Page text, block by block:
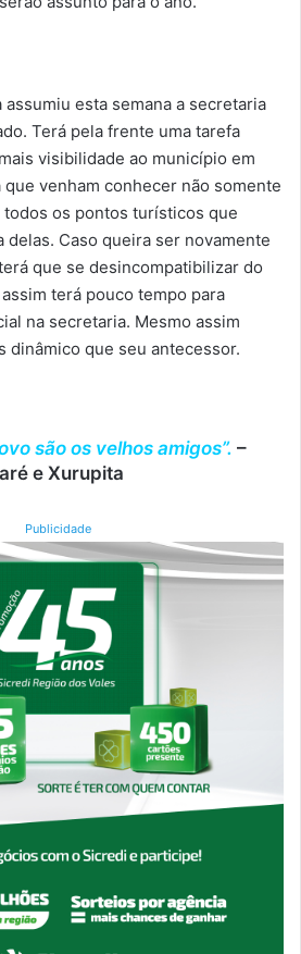
esta semana a secretaria
Terá pela frente uma tarefa
visibilidade ao município em
venham conhecer não somente
os pontos turísticos que
delas. Caso queira ser novamente
que se desincompatibilizar do
terá pouco tempo para
na secretaria. Mesmo assim
dinâmico que seu antecessor.
são os velhos amigos”. –
e Xurupita
Publicidade